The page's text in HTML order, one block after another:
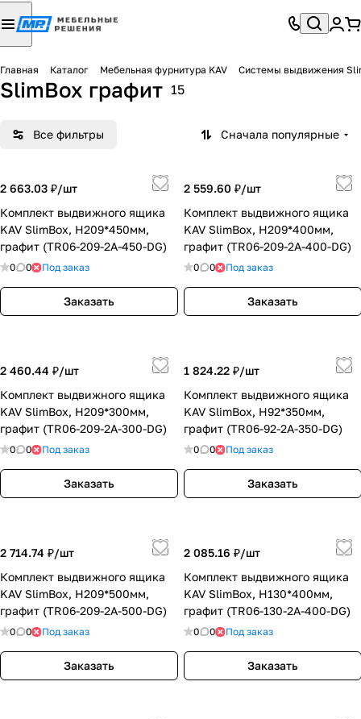
Главная Каталог Мебельная фурнитура KAV Системы выдвижения
SlimBox графит 15
Все фильтры Сначала популярные
2 663.03 ₽/шт
Комплект выдвижного ящика
KAV SlimBox, H209*450мм,
графит (TR06-209-2A-450-DG)
0 0 Под заказ
Заказать
2 559.60 ₽/шт
Комплект выдвижного ящика
KAV SlimBox, H209*400мм,
графит (TR06-209-2A-400-DG)
0 0 Под заказ
Заказать
2 460.44 ₽/шт
Комплект выдвижного ящика
KAV SlimBox, H209*300мм,
графит (TR06-209-2A-300-DG)
0 0 Под заказ
Заказать
1 824.22 ₽/шт
Комплект выдвижного ящика
KAV SlimBox, H92*350мм,
графит (TR06-92-2A-350-DG)
0 0 Под заказ
Заказать
2 714.74 ₽/шт
Комплект выдвижного ящика
KAV SlimBox, H209*500мм,
графит (TR06-209-2A-500-DG)
0 0 Под заказ
Заказать
2 085.16 ₽/шт
Комплект выдвижного ящика
KAV SlimBox, H130*400мм,
графит (TR06-130-2A-400-DG)
0 0 Под заказ
Заказать